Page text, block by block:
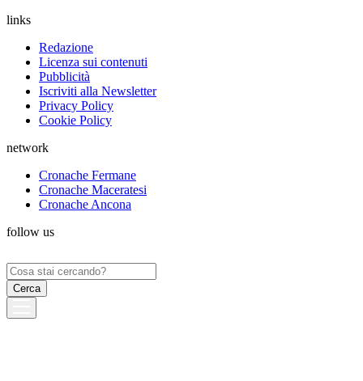
links
Redazione
Licenza sui contenuti
Pubblicità
Iscriviti alla Newsletter
Privacy Policy
Cookie Policy
network
Cronache Fermane
Cronache Maceratesi
Cronache Ancona
follow us
Ricerca
per: